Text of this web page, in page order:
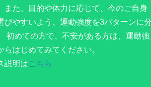
また、目的や体力に応じて、今のご自身
びやすいよう、運動強度を3パターンに
初めての方で、不安がある方は、運動強
らはじめてみてください。
説明はこちら